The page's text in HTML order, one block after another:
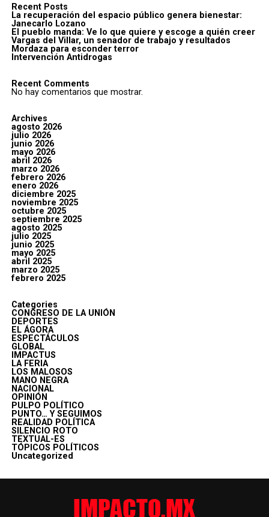
Recent Posts
La recuperación del espacio público genera bienestar:
Janecarlo Lozano
El pueblo manda: Ve lo que quiere y escoge a quién creer
Vargas del Villar, un senador de trabajo y resultados
Mordaza para esconder terror
Intervención Antidrogas
Recent Comments
No hay comentarios que mostrar.
Archives
agosto 2026
julio 2026
junio 2026
mayo 2026
abril 2026
marzo 2026
febrero 2026
enero 2026
diciembre 2025
noviembre 2025
octubre 2025
septiembre 2025
agosto 2025
julio 2025
junio 2025
mayo 2025
abril 2025
marzo 2025
febrero 2025
Categories
CONGRESO DE LA UNIÓN
DEPORTES
EL ÁGORA
ESPECTÁCULOS
GLOBAL
IMPACTUS
LA FERIA
LOS MALOSOS
MANO NEGRA
NACIONAL
OPINIÓN
PULPO POLÍTICO
PUNTO… Y SEGUIMOS
REALIDAD POLÍTICA
SILENCIO ROTO
TEXTUAL-ES
TÓPICOS POLÍTICOS
Uncategorized